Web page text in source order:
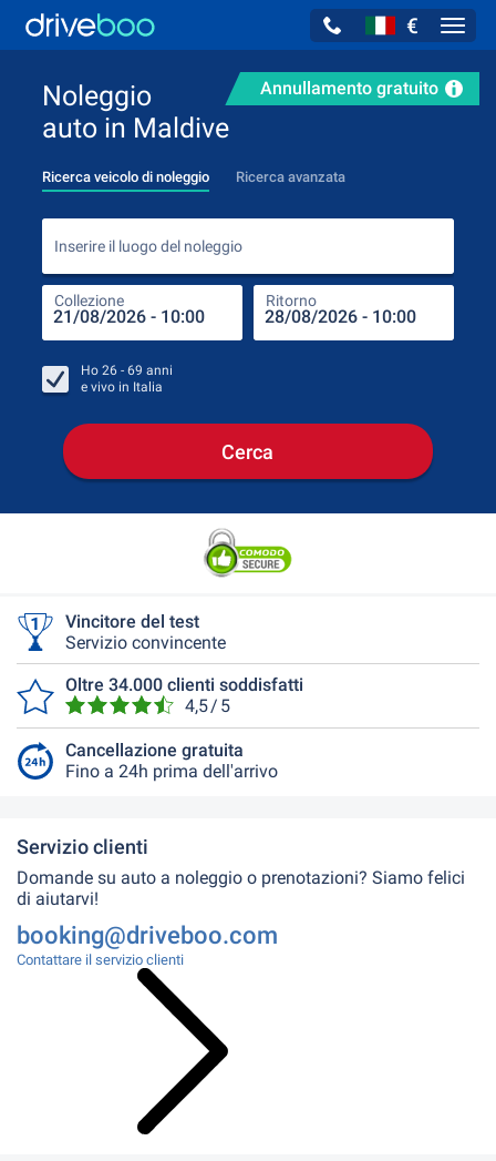
€
Annullamento gratuito
Noleggio
auto in Maldive
Ricerca veicolo di noleggio Ricerca avanzata
Inserire il luogo del noleggio
Collezione Ritorno
Ho 26 - 69 anni
e vivo in Italia
Cerca
Vincitore del test
Servizio convincente
Oltre 34.000 clienti soddisfatti
4,5 / 5
Cancellazione gratuita
Fino a 24h prima dell'arrivo
Servizio clienti
Domande su auto a noleggio o prenotazioni? Siamo felici
di aiutarvi!
booking@driveboo.com
Contattare il servizio clienti